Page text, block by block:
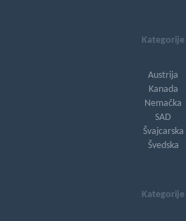
Kategorije
Austrija
Kanada
Nemačka
SAD
Švajcarska
Švedska
Kategorije